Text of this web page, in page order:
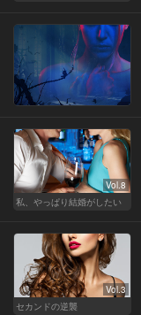
Vol.8
私、やっぱり結婚がしたい
Vol.3
セカンドの逆襲